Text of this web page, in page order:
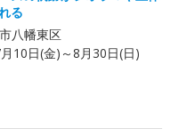
る
八幡東区
10日(金)～8月30日(日)